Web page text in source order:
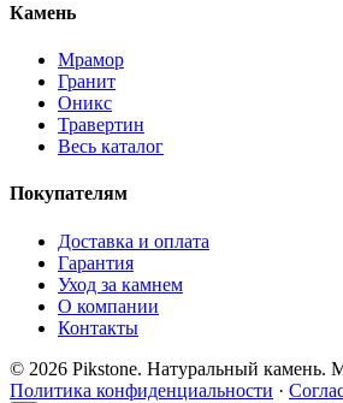
Камень
Мрамор
Гранит
Оникс
Травертин
Весь каталог
Покупателям
Доставка и оплата
Гарантия
Уход за камнем
О компании
Контакты
© 2026 Pikstone. Натуральный камень.
Политика конфиденциальности ·